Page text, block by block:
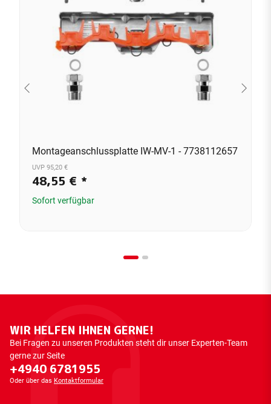
Montageanschlussplatte IW-MV-1 - 7738112657
UVP 95,20 €
48,55 € *
Sofort verfügbar
WIR HELFEN IHNEN GERNE!
Bei Fragen zu unseren Produkten steht dir unser Experten-Team
gerne zur Seite
+4940 6781955
Oder über das Kontaktformular